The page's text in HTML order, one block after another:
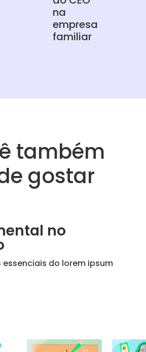
na
empresa
familiar
também
gostar
no
do lorem ipsum